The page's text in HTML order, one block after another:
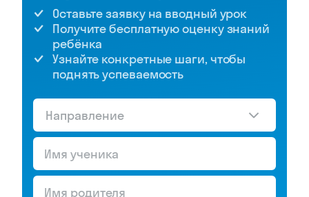
Оставьте заявку на вводный урок
Получите бесплатную оценку знаний
ребёнка
Узнайте конкретные шаги, чтобы
поднять успеваемость
Направление